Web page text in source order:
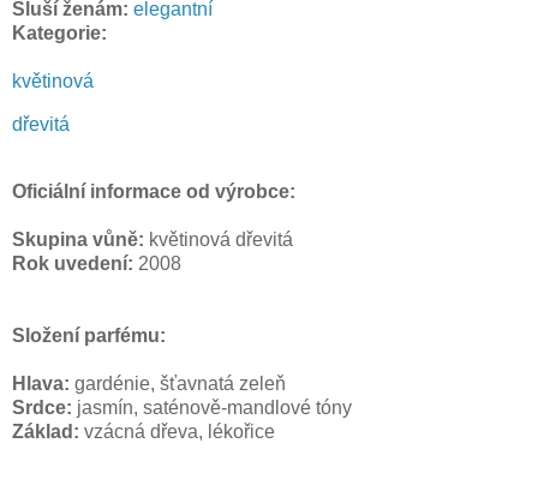
Sluší ženám: elegantní
Kategorie:
květinová
dřevitá
Oficiální informace od výrobce:
Skupina vůně: květinová dřevitá
Rok uvedení: 2008
Složení parfému:
Hlava: gardénie, šťavnatá zeleň
Srdce: jasmín, saténově-mandlové tóny
Základ: vzácná dřeva, lékořice